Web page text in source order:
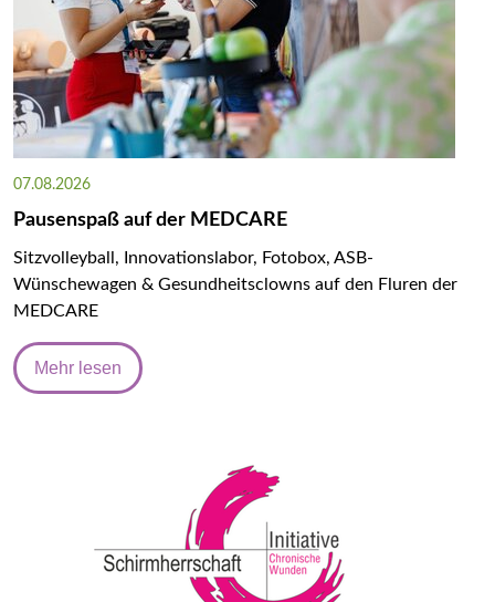
07.08.2026
Pausenspaß auf der MEDCARE
Sitzvolleyball, Innovationslabor, Fotobox, ASB-
Wünschewagen & Gesundheitsclowns auf den Fluren der
MEDCARE
Mehr lesen